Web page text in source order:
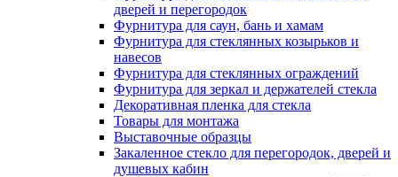
дверей и перегородок
Фурнитура для саун, бань и хамам
Фурнитура для стеклянных козырьков и
навесов
Фурнитура для стеклянных ограждений
Фурнитура для зеркал и держателей стекла
Декоративная пленка для стекла
Товары для монтажа
Выставочные образцы
Закаленное стекло для перегородок, дверей и
душевых кабин